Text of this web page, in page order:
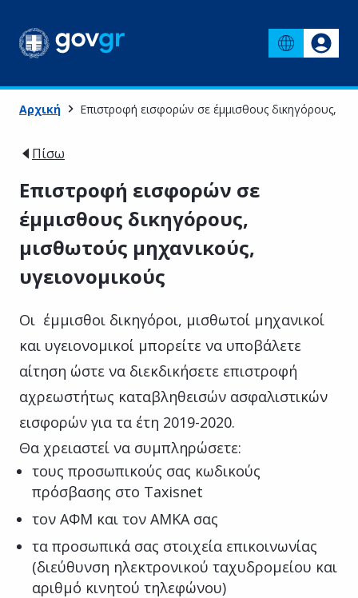
Αρχική Επιστροφή εισφορών σε έμμισθους δικηγόρους,
Πίσω
Επιστροφή εισφορών σε
έμμισθους δικηγόρους,
μισθωτούς μηχανικούς,
υγειονομικούς
Οι έμμισθοι δικηγόροι, μισθωτοί μηχανικοί
και υγειονομικοί μπορείτε να υποβάλετε
αίτηση ώστε να διεκδικήσετε επιστροφή
αχρεωστήτως καταβληθεισών ασφαλιστικών
εισφορών για τα έτη 2019-2020.
Θα χρειαστεί να συμπληρώσετε:
τους προσωπικούς σας κωδικούς
πρόσβασης στο Taxisnet
τον ΑΦΜ και τον ΑΜΚΑ σας
τα προσωπικά σας στοιχεία επικοινωνίας
(διεύθυνση ηλεκτρονικού ταχυδρομείου και
αριθμό κινητού τηλεφώνου)